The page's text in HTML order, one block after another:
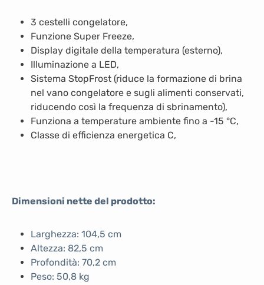
3 cestelli congelatore,
Funzione Super Freeze,
Display digitale della temperatura (esterno),
Illuminazione a LED,
Sistema StopFrost (riduce la formazione di brina
nel vano congelatore e sugli alimenti conservati,
riducendo così la frequenza di sbrinamento),
Funziona a temperature ambiente fino a -15 °C,
Classe di efficienza energetica C,
Dimensioni nette del prodotto:
Larghezza: 104,5 cm
Altezza: 82,5 cm
Profondità: 70,2 cm
Peso: 50,8 kg